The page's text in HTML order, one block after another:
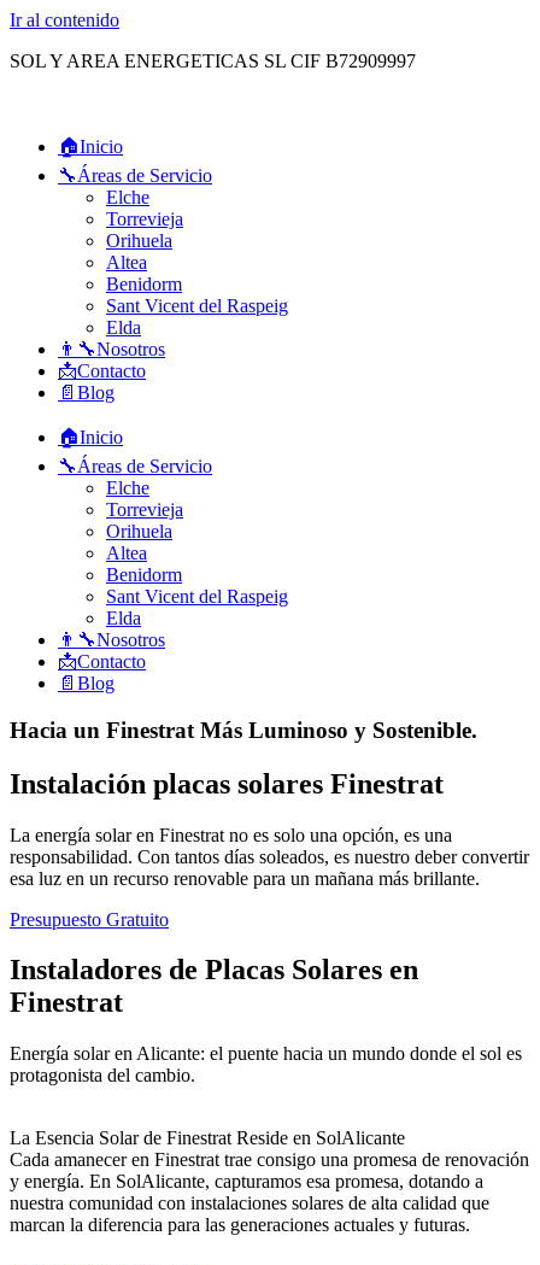
Ir al contenido
SOL Y AREA ENERGETICAS SL CIF B72909997
🏠Inicio
🔧Áreas de Servicio
Elche
Torrevieja
Orihuela
Altea
Benidorm
Sant Vicent del Raspeig
Elda
👨‍🔧Nosotros
📩Contacto
📄Blog
🏠Inicio
🔧Áreas de Servicio
Elche
Torrevieja
Orihuela
Altea
Benidorm
Sant Vicent del Raspeig
Elda
👨‍🔧Nosotros
📩Contacto
📄Blog
Hacia un Finestrat Más Luminoso y Sostenible.
Instalación placas solares Finestrat
La energía solar en Finestrat no es solo una opción, es una
responsabilidad. Con tantos días soleados, es nuestro deber convertir
esa luz en un recurso renovable para un mañana más brillante.
Presupuesto Gratuito
Instaladores de Placas Solares en
Finestrat
Energía solar en Alicante: el puente hacia un mundo donde el sol es
protagonista del cambio.
La Esencia Solar de Finestrat Reside en SolAlicante
Cada amanecer en Finestrat trae consigo una promesa de renovación
y energía. En SolAlicante, capturamos esa promesa, dotando a
nuestra comunidad con instalaciones solares de alta calidad que
marcan la diferencia para las generaciones actuales y futuras.